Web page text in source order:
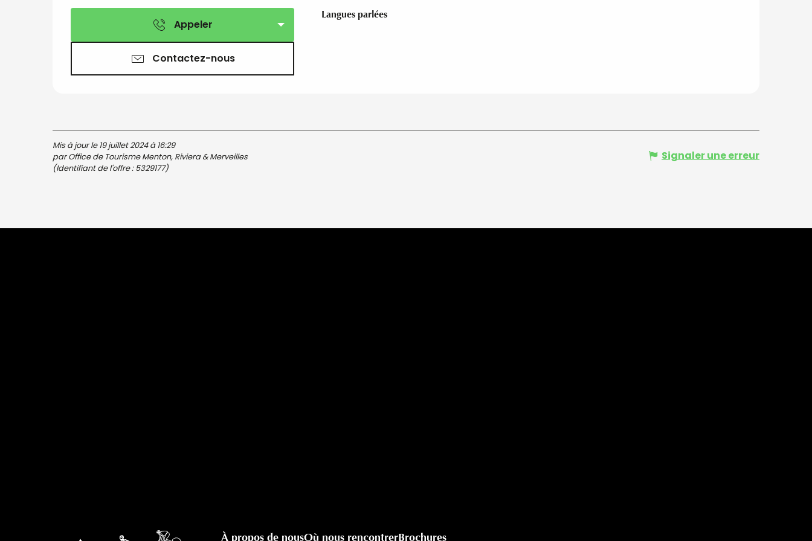
Appeler
Contactez-nous
Langues parlées
Langues parlées
Mis à jour le 19 juillet 2024 à 16:29
par Office de Tourisme Menton, Riviera & Merveilles
(Identifiant de l'offre :5329177)
Signaler une erreur
À propos de nousOù nous rencontrerBrochures